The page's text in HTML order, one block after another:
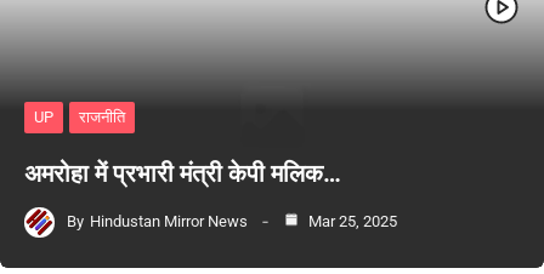
UP राजनीति
अमरोहा में प्रभारी मंत्री केपी मलिक…
By Hindustan Mirror News Mar 25, 2025